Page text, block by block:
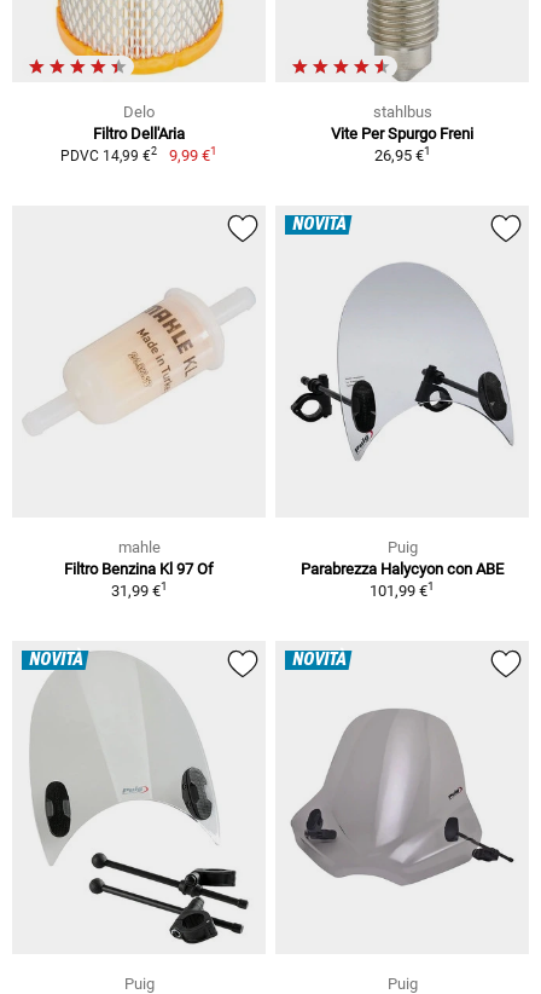
Delo
Filtro Dell'Aria
PDVC 14,99 €2 9,99 €1
stahlbus
Vite Per Spurgo Freni
26,95 €1
mahle
Filtro Benzina Kl 97 Of
31,99 €1
NOVITÀ
Puig
Parabrezza Halycyon con ABE
101,99 €1
NOVITÀ
Puig
NOVITÀ
Puig